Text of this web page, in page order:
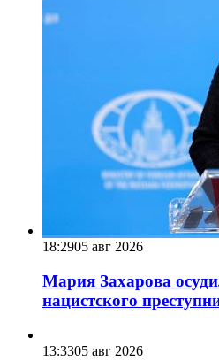
18:2905 авг 2026
Мария Захарова
нацистского
13:3305 авг 2026